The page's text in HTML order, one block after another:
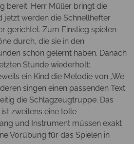
bereit. Herr Müller bringt die
jetzt werden die Schnellhefter
gerichtet. Zum Einstieg spielen
durch, die sie in den
schon gelernt haben. Danach
Stunde wiederholt:
ein Kind die Melodie von „We
singen einen passenden Text
die Schlagzeugtruppe. Das
zweitens eine tolle
und Instrument müssen exakt
Vorübung für das Spielen in